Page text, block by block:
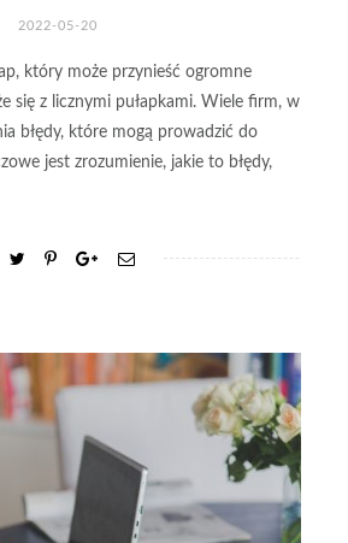
2022-05-20
który może przynieść ogromne
się z licznymi pułapkami. Wiele firm, w
błędy, które mogą prowadzić do
jest zrozumienie, jakie to błędy,